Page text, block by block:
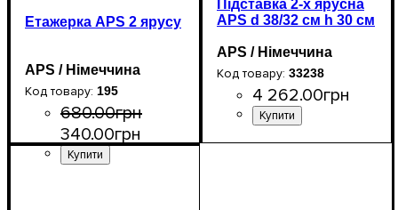
Етажерка APS 2 ярусу
APS / Німеччина
195
680.00грн
340.00грн
Підставка 2-х ярусна
APS d 38/32 cм h 30 cм
APS / Німеччина
33238
4 262.00грн